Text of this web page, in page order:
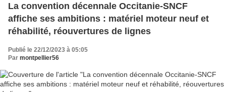
La convention décennale Occitanie-SNCF
affiche ses ambitions : matériel moteur neuf et
réhabilité, réouvertures de lignes
Publié le 22/12/2023 à 05:05
Par montpellier56